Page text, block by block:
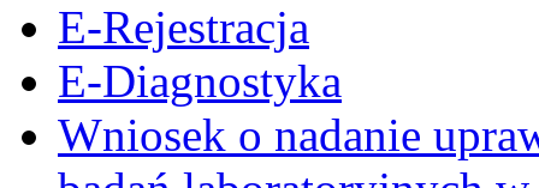
E-Rejestracja
E-Diagnostyka
Wniosek o nadanie